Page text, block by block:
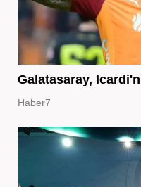
Galatasaray,
Haber7